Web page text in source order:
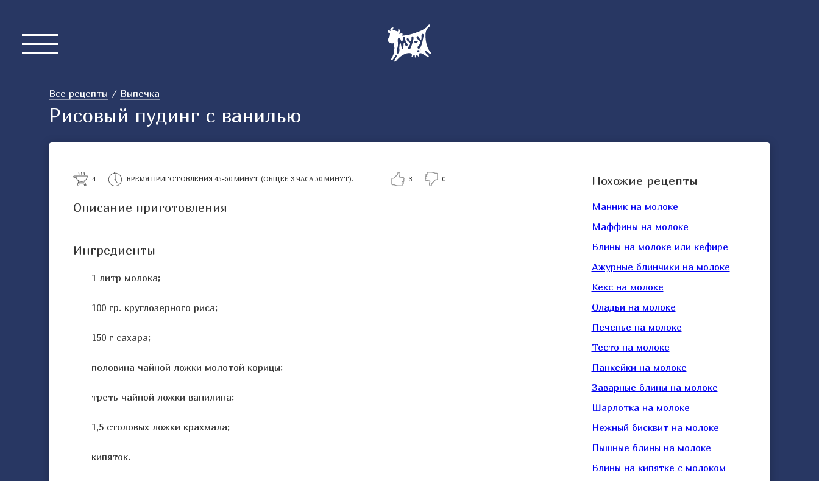
Все рецепты Выпечка
Рисовый пудинг с ванилью
4 ВРЕМЯ ПРИГОТОВЛЕНИЯ 45-50 МИНУТ (ОБЩЕЕ 3 ЧАСА 50 МИНУТ). 3 0
Описание приготовления
Ингредиенты
1 литр молока;
100 гр. круглозерного риса;
150 г сахара;
половина чайной ложки молотой корицы;
треть чайной ложки ванилина;
1,5 столовых ложки крахмала;
кипяток.
Похожие рецепты
Манник на молоке
Маффины на молоке
Блины на молоке или кефире
Ажурные блинчики на молоке
Кекс на молоке
Оладьи на молоке
Печенье на молоке
Тесто на молоке
Панкейки на молоке
Заварные блины на молоке
Шарлотка на молоке
Нежный бисквит на молоке
Пышные блины на молоке
Блины на кипятке с молоком